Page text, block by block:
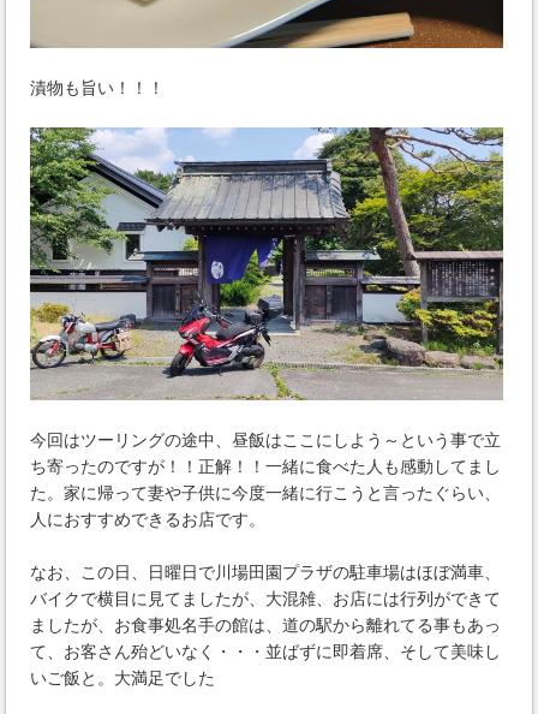
漬物も旨い！！！
今回はツーリングの途中、昼飯はここにしよう～という事で立
ち寄ったのですが！！正解！！一緒に食べた人も感動してまし
た。家に帰って妻や子供に今度一緒に行こうと言ったぐらい、
人におすすめできるお店です。
なお、この日、日曜日で川場田園プラザの駐車場はほぼ満車、
バイクで横目に見てましたが、大混雑、お店には行列ができて
ましたが、お食事処名手の館は、道の駅から離れてる事もあっ
て、お客さん殆どいなく・・・並ばずに即着席、そして美味し
いご飯と。大満足でした